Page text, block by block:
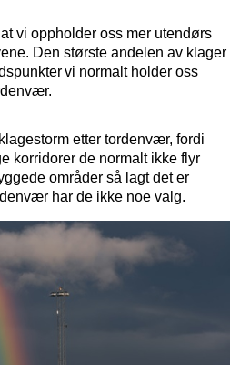
vi oppholder oss mer utendørs
Den største andelen av klager
vi normalt holder oss
etter tordenvær, fordi
korridorer de normalt ikke flyr
områder så lagt det er
har de ikke noe valg.